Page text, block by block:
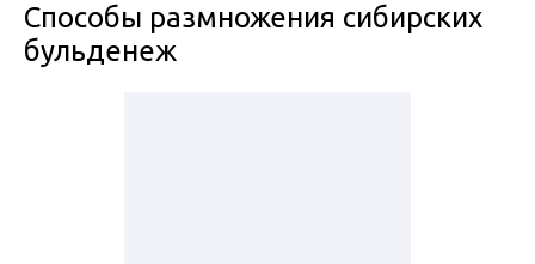
Способы размножения сибирских
бульденеж